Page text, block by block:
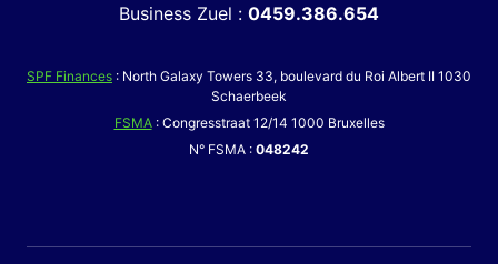
Business Zuel : 0459.386.654
SPF Finances : North Galaxy Towers 33, boulevard du Roi Albert II 1030
Schaerbeek
FSMA: Congresstraat 12/14 1000 Bruxelles
N° FSMA : 048242